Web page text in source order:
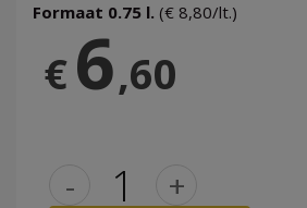
Formaat 0.75 l. (€ 8,80/lt.)
€6,60
- +